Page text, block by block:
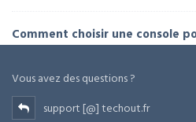
Comment choisir une console
Vous avez des questions ?
support [@] techout.fr